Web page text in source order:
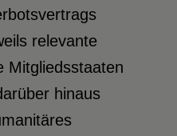
relevante
Mitgliedsstaaten
hinaus